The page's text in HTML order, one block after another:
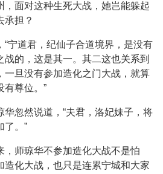
，面对这种生死大战，她岂能躲起
承担？
“宁道君，纪仙子合道境界，是没有
战的，这是其一。其二这也关系到
一旦没有参加造化之门大战，就算
有尊位。”
华忽然说道，“夫君，洛妃妹子，将
了。”
，师琼华不参加造化大战不是怕
造化大战，也只是连累宁城和大家